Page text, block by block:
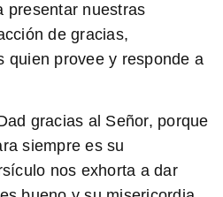
presentar nuestras
de gracias,
quien provee y responde a
gracias al Señor, porque
siempre es su
nos exhorta a dar